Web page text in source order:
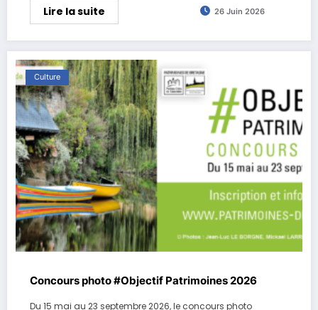
Lire la suite 26 Juin 2026
Culture
Concours photo #Objectif Patrimoines 2026
Du 15 mai au 23 septembre 2026, le concours photo